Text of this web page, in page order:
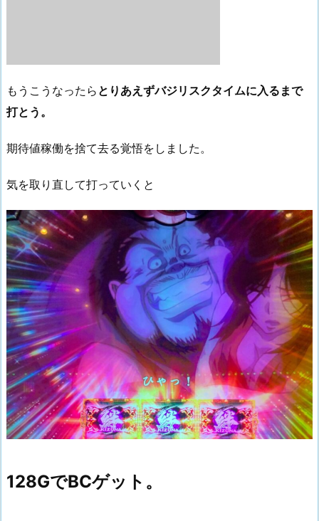
もうこうなったら とりあえずバジリスクタイムに入るまで
打とう。
期待値稼働を捨て去る覚悟をしました。
気を取り直して打っていくと
128GでBCゲット。